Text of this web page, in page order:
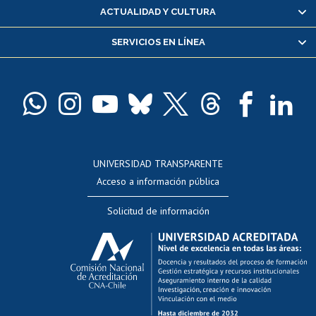
Servicio médico y dental
Pago de arancel y crédito alumnos
Docentes
Evaluación docente
Calificación académica
Postulación al AUCAI
Funcionarias/os
Cursos internos de capacitación
ACTUALIDAD Y CULTURA
SERVICIOS EN LÍNEA
UNIVERSIDAD TRANSPARENTE
Acceso a información pública
Solicitud de información